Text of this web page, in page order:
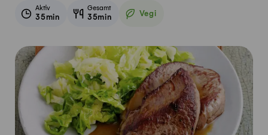
Aktiv
35min
Gesamt
35min Vegi
Vegetarisch